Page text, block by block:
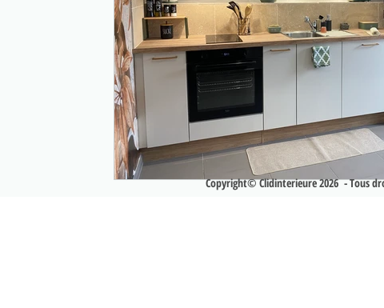
Copyright© Clidinterieure 2026 - Tous